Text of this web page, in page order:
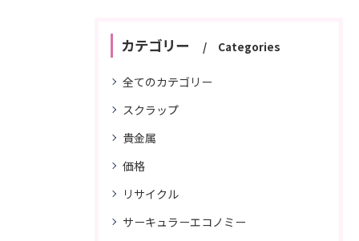
カテゴリー Categories
全てのカテゴリー
スクラップ
貴金属
価格
リサイクル
サーキュラーエコノミー